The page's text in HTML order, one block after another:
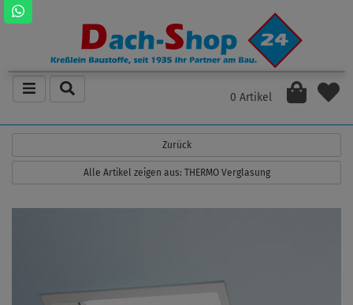
0 Artikel
Zurück
Alle Artikel zeigen aus: THERMO Verglasung